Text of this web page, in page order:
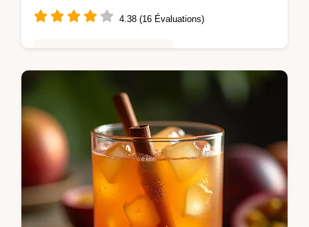
4.38 (16 Évaluations)
Découvrez la vraie recette du Rougail
Saucisses réunionnais ce plat mijoté plein
de peps et de gingembre Un dîner express
et savoureux garanti